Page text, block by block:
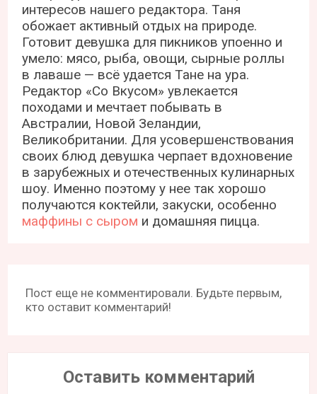
интересов нашего редактора. Таня
обожает активный отдых на природе.
Готовит девушка для пикников упоенно и
умело: мясо, рыба, овощи, сырные роллы
в лаваше — всё удается Тане на ура.
Редактор «Со Вкусом» увлекается
походами и мечтает побывать в
Австралии, Новой Зеландии,
Великобритании. Для усовершенствования
своих блюд девушка черпает вдохновение
в зарубежных и отечественных кулинарных
шоу. Именно поэтому у нее так хорошо
получаются коктейли, закуски, особенно
маффины с сыром и домашняя пицца.
Пост еще не комментировали. Будьте первым,
кто оставит комментарий!
Оставить комментарий